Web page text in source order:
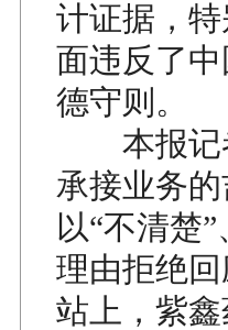
计证据，
面违反了
德守则。
本报记者
承接业务
以“不清楚
理由拒绝
站上，紫